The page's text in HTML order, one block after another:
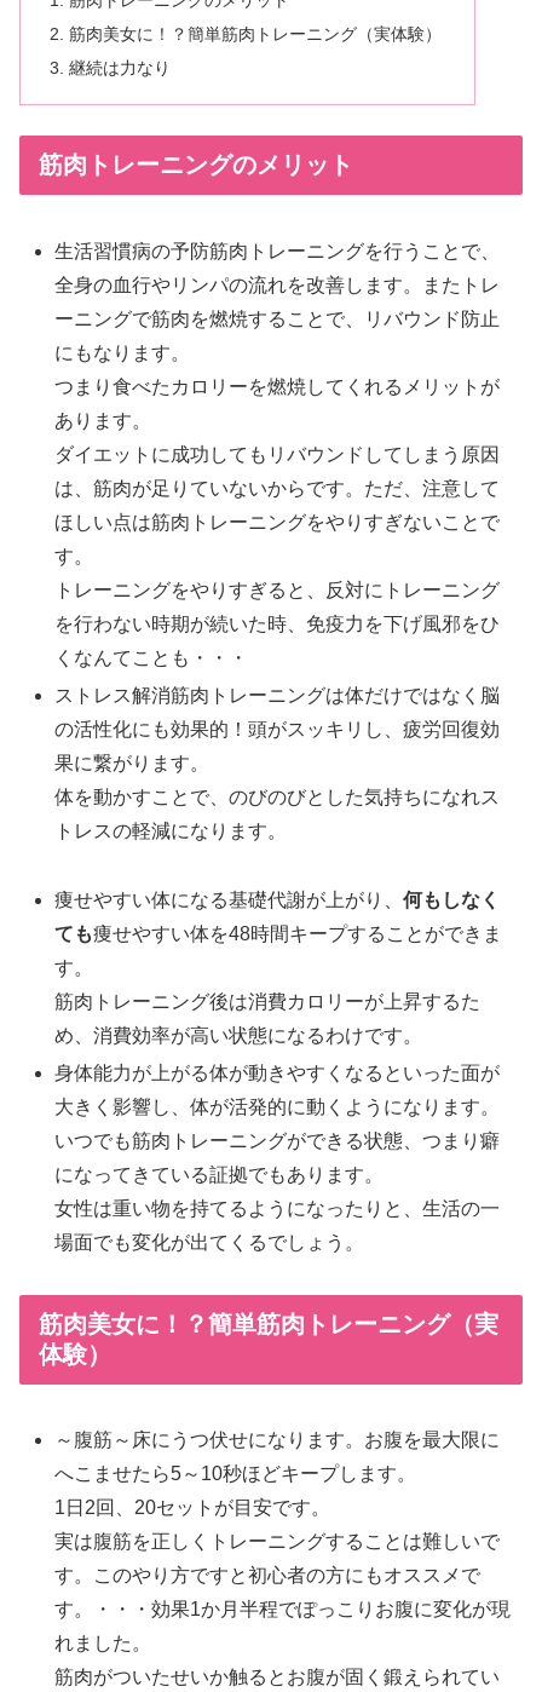
筋肉美女に！？簡単筋肉トレーニング（実体験）
継続は力なり
筋肉トレーニングのメリット
生活習慣病の予防筋肉トレーニングを行うことで、
全身の血行やリンパの流れを改善します。またトレ
ーニングで筋肉を燃焼することで、リバウンド防止
にもなります。
つまり食べたカロリーを燃焼してくれるメリットが
あります。
ダイエットに成功してもリバウンドしてしまう原因
は、筋肉が足りていないからです。ただ、注意して
ほしい点は筋肉トレーニングをやりすぎないことで
す。
トレーニングをやりすぎると、反対にトレーニング
を行わない時期が続いた時、免疫力を下げ風邪をひ
くなんてことも・・・
ストレス解消筋肉トレーニングは体だけではなく脳
の活性化にも効果的！頭がスッキリし、疲労回復効
果に繋がります。
体を動かすことで、のびのびとした気持ちになれス
トレスの軽減になります。
痩せやすい体になる基礎代謝が上がり、何もしなく
ても痩せやすい体を48時間キープすることができま
す。
筋肉トレーニング後は消費カロリーが上昇するた
め、消費効率が高い状態になるわけです。
身体能力が上がる体が動きやすくなるといった面が
大きく影響し、体が活発的に動くようになります。
いつでも筋肉トレーニングができる状態、つまり癖
になってきている証拠でもあります。
女性は重い物を持てるようになったりと、生活の一
場面でも変化が出てくるでしょう。
筋肉美女に！？簡単筋肉トレーニング（実
体験）
～腹筋～床にうつ伏せになります。お腹を最大限に
へこませたら5～10秒ほどキープします。
1日2回、20セットが目安です。
実は腹筋を正しくトレーニングすることは難しいで
す。このやり方ですと初心者の方にもオススメで
す。・・・効果1か月半程でぽっこりお腹に変化が現
れました。
筋肉がついたせいか触るとお腹が固く鍛えられてい